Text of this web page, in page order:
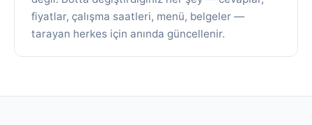
fiyatlar, çalışma saatleri, menü, belgeler —
tarayan herkes için anında güncellenir.